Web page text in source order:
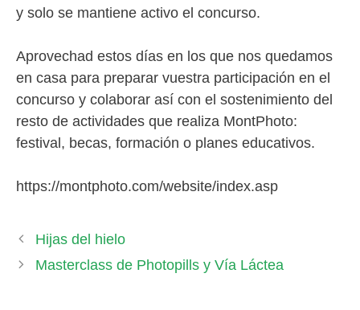
y solo se mantiene activo el concurso.
Aprovechad estos días en los que nos quedamos
en casa para preparar vuestra participación en el
concurso y colaborar así con el sostenimiento del
resto de actividades que realiza MontPhoto:
festival, becas, formación o planes educativos.
https://montphoto.com/website/index.asp
Hijas del hielo
Masterclass de Photopills y Vía Láctea